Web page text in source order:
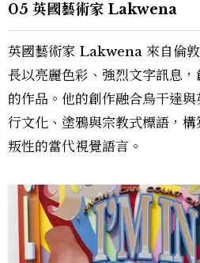
05 英國藝術家 Lakwena
英國藝術家 Lakwena 來自倫
長以亮麗色彩、強烈文字訊息
的作品。他的創作融合烏干達
行文化、塗鴉與宗教式標語，
叛性的當代視覺語言。